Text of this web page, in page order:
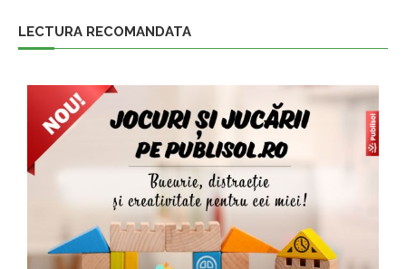
LECTURA RECOMANDATA